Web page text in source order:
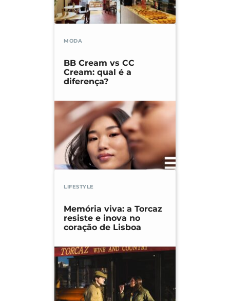
MODA
BB Cream vs CC
Cream: qual é a
diferença?
LIFESTYLE
Memória viva: a Torcaz
resiste e inova no
coração de Lisboa